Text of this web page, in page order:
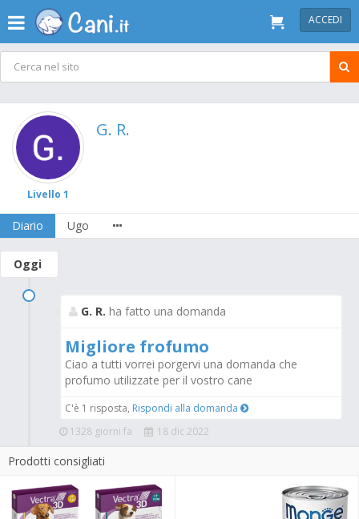
ACCEDI
Livello 1
G. R.
Diario Ugo
Oggi
G. R. ha fatto una domanda
Migliore frofumo
Ciao a tutti vorrei porgervi una domanda che
profumo utilizzate per il vostro cane
C'è 1 risposta, Rispondi alla domanda
1328 giorni fa
18 dic 2022
Prodotti consigliati